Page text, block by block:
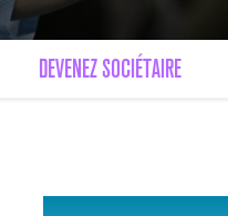
DEVENEZ SOCIÉTAIRE